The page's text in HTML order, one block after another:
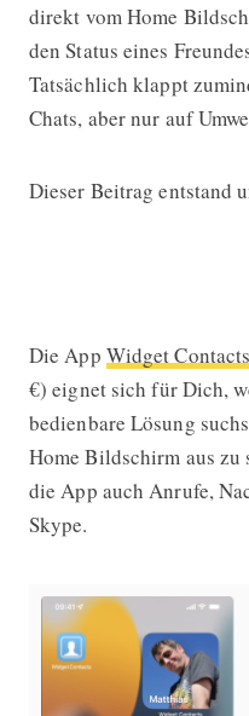
direkt vom Home
den Status eines
Tatsächlich klappt
Chats, aber nur auf
Dieser Beitrag entstand
Die App Widget Contacts
€) eignet sich für Dich,
bedienbare Lösung
Home Bildschirm aus
die App auch Anrufe,
Skype.